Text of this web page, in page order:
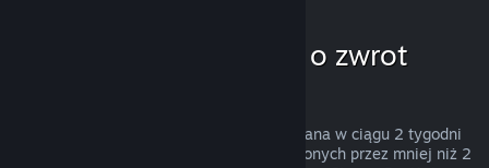
Kiedy można poprosić o zwrot
Oferta zwrotu pieniędzy na Steam, dokonana w ciągu 2 tygodni
od daty zakupu i dla produktów uruchomionych przez mniej niż 2